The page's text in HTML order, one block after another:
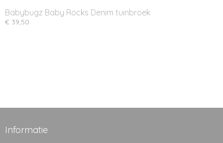
Babybugz Baby Rocks Denim tuinbroek
€ 39,50
Informatie